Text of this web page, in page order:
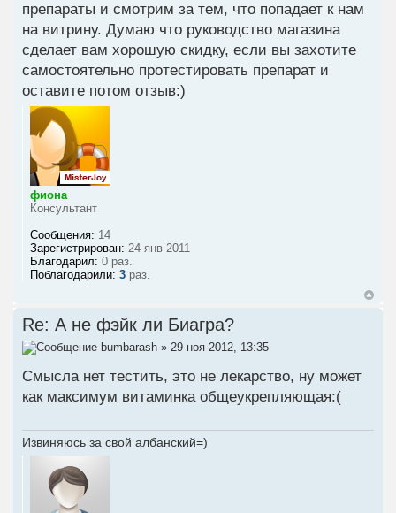
препараты и смотрим за тем, что попадает к нам
на витрину. Думаю что руководство магазина
сделает вам хорошую скидку, если вы захотите
самостоятельно протестировать препарат и
оставите потом отзыв:)
фиона
Консультант
Сообщения: 14
Зарегистрирован: 24 янв 2011
Благодарил: 0 раз.
Поблагодарили: 3 раз.
Re: А не фэйк ли Биагра?
bumbarash » 29 ноя 2012, 13:35
Смысла нет тестить, это не лекарство, ну может
как максимум витаминка общеукрепляющая:(
Извиняюсь за свой албанский=)